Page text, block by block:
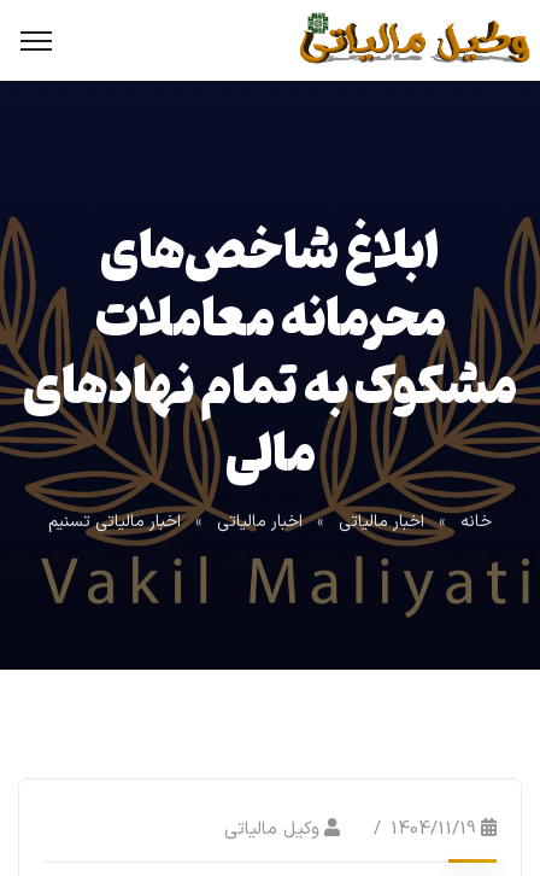
ابلاغ شاخص‌های
محرمانه معاملات
مشکوک به تمام نهادهای
مالی
خانه » اخبار مالیاتی » اخبار مالیاتی » اخبار مالیاتی تسنیم
1404/11/19 وکیل مالیاتی